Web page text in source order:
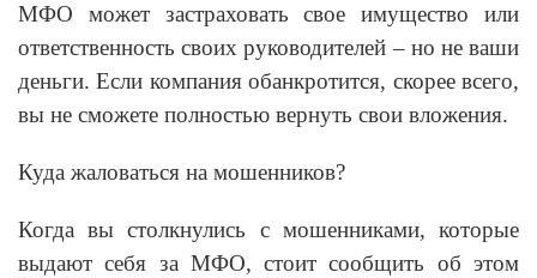
МФО может застраховать свое имущество или
ответственность своих руководителей – но не ваши
деньги. Если компания обанкротится, скорее всего,
вы не сможете полностью вернуть свои вложения.
Куда жаловаться на мошенников?
Когда вы столкнулись с мошенниками, которые
выдают себя за МФО, стоит сообщить об этом